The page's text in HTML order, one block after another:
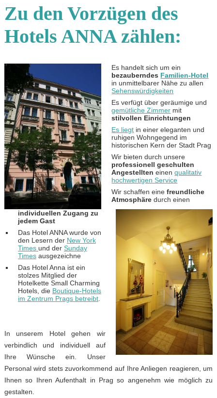
Zu den Vorzügen des
Hotels ANNA zählen:
Es handelt sich um ein
bezauberndes Familien-Hotel
in unmittelbarer Nähe zu allen
Sehenswürdigkeiten
Es verfügt über geräumige und
gemütliche Zimmer mit
stilvollen Einrichtungen
Es liegt in einer eleganten und
ruhigen Wohngegend im
historischen Kern der Stadt Prag
Wir bieten durch unsere
professionell geschulten
Angestellten einenqualitativ
hochwertigen Service
Wir schaffen einefreundliche
Atmosphäre durch einen
individuellen Zugang zu
jedem Gast
Das Hotel ANNA wurde von
den Lesern der New York
Times und der Sunday
Timesausgezeichne
Das Hotel Anna ist ein
stolzes Mitglied der
Hotelkette Small Charming
Hotels, die Boutique-Hotels
im Zentrum Prags betreibt.
In unserem Hotel gehen wir
verbindlich und individuell auf
Ihre Wünsche ein. Unser
Personal wird stets zuvorkommend auf Ihre Anliegen reagieren, um
Ihnen so Ihren Aufenthalt in Prag so angenehm wie möglich zu
gestalten.